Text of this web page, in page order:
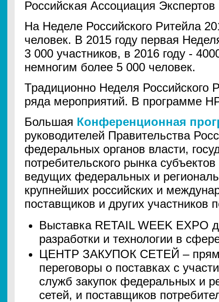
Российская Ассоциация
На Неделе Российского Ритейла
человек. В 2015 году первая
3 000 участников, в 2016 году -
немногим более 5 000 человек.
Традиционно Неделя Российского
ряда мероприятий. В программе
Большая Конференционная
руководителей Правительства
федеральных органов власти,
потребительского рынка
ведущих федеральных и
крупнейших российских и
поставщиков и других участников
Выставка RETAIL WEEK EXPO
разработки и технологии в
ЦЕНТР ЗАКУПОК СЕТЕЙ –
переговоры о поставках с
служб закупок федеральных и
сетей, и поставщиков